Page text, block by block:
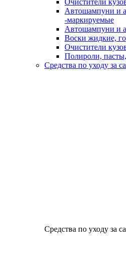
Очистители
Автошампуни и
-маркируемые
Автошампуни и
Воски жидкие,
Очистители
Полироли,
Средства по уходу за
Средства по уходу за